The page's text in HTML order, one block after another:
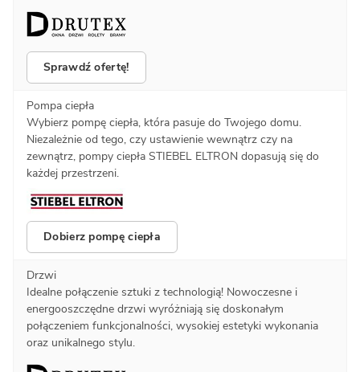
Sprawdź ofertę!
Pompa ciepła
Wybierz pompę ciepła, która pasuje do Twojego domu.
Niezależnie od tego, czy ustawienie wewnątrz czy na
zewnątrz, pompy ciepła STIEBEL ELTRON dopasują się do
każdej przestrzeni.
Dobierz pompę ciepła
Drzwi
Idealne połączenie sztuki z technologią! Nowoczesne i
energooszczędne drzwi wyróżniają się doskonałym
połączeniem funkcjonalności, wysokiej estetyki wykonania
oraz unikalnego stylu.